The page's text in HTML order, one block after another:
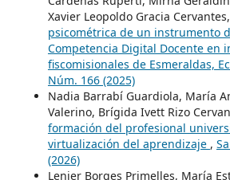
Xavier Leopoldo Gracia Cervantes,
psicométrica de un instrumento
Competencia Digital Docente en
fiscomisionales de Esmeraldas,
Núm. 166 (2025)
Nadia Barrabí Guardiola, María
Valerino, Brígida Ivett Rizo
formación del profesional
virtualización del aprendizaje ,
(2026)
Lenier Borges Primelles, María